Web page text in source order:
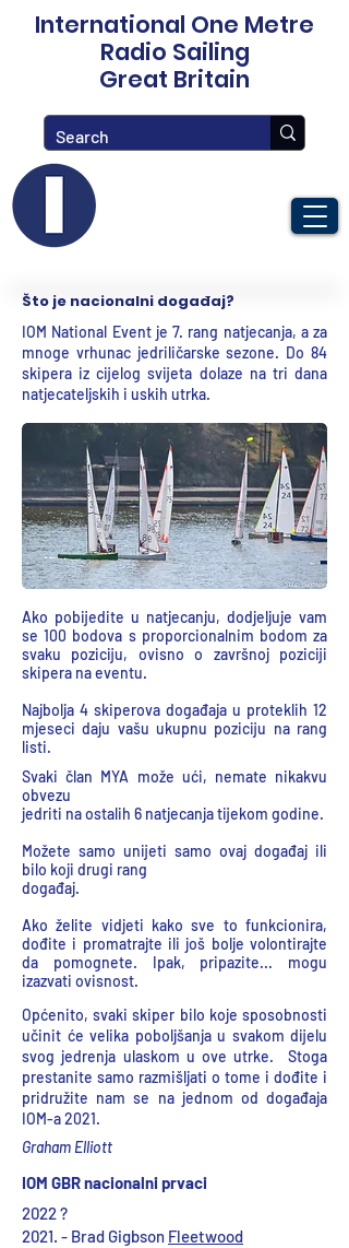
International One Metre
Radio Sailing
Great Britain
Što je nacionalni događaj?
IOM National Event je 7. rang natjecanja, a za
mnoge vrhunac jedriličarske sezone. Do 84
skipera iz cijelog svijeta dolaze na tri dana
natjecateljskih i uskih utrka.
Ako pobijedite u natjecanju, dodjeljuje vam
se 100 bodova s proporcionalnim bodom za
svaku poziciju, ovisno o završnoj poziciji
skipera na eventu.
Najbolja 4 skiperova događaja u proteklih 12
mjeseci daju vašu ukupnu poziciju na rang
listi.
Svaki član MYA može ući, nemate nikakvu
obvezu
jedriti na ostalih 6 natjecanja tijekom godine.
Možete samo unijeti samo ovaj događaj ili
bilo koji drugi rang
događaj.
Ako želite vidjeti kako sve to funkcionira,
dođite i promatrajte ili još bolje volontirajte
da pomognete. Ipak, pripazite... mogu
izazvati ovisnost.
Općenito, svaki skiper bilo koje sposobnosti
učinit će velika poboljšanja u svakom dijelu
svog jedrenja ulaskom u ove utrke.
Stoga
prestanite samo razmišljati o tome i dođite i
pridružite nam se na jednom od događaja
IOM-a 2021.
Graham Elliott
IOM GBR nacionalni prvaci
2022 ?
2021. - Brad Gigbson Fleetwood